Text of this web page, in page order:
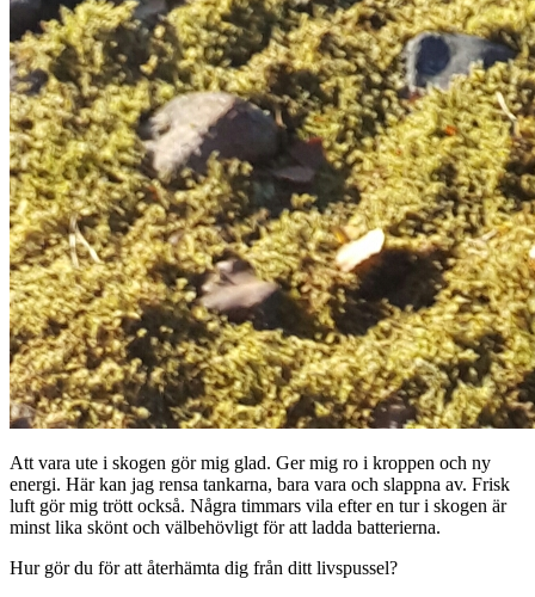
Att vara ute i skogen gör mig glad. Ger mig ro i kroppen och ny
energi. Här kan jag rensa tankarna, bara vara och slappna av. Frisk
luft gör mig trött också. Några timmars vila efter en tur i skogen är
minst lika skönt och välbehövligt för att ladda batterierna.
Hur gör du för att återhämta dig från ditt livspussel?